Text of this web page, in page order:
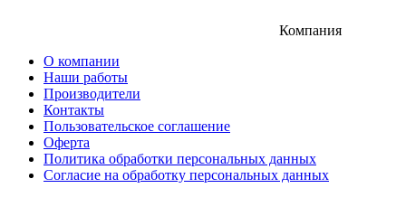
Компания
О компании
Наши работы
Производители
Контакты
Пользовательское соглашение
Оферта
Политика обработки персональных данных
Согласие на обработку персональных данных